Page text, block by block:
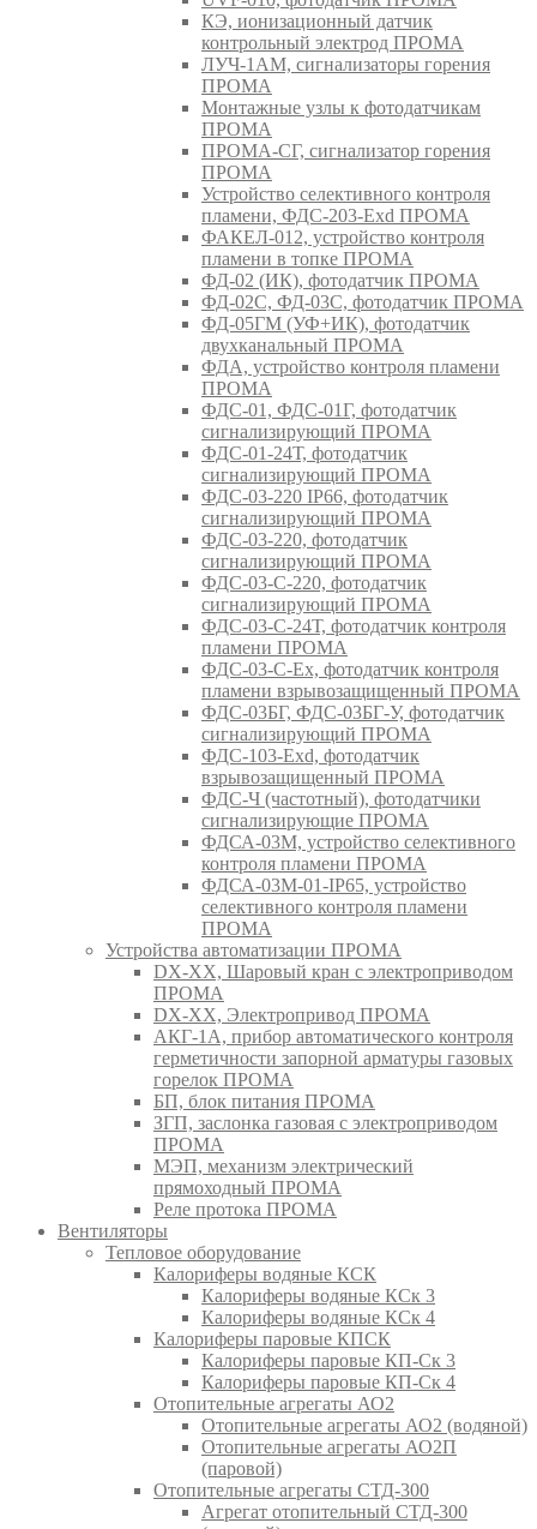
КЭ, ионизационный датчик
контрольный электрод ПРОМА
ЛУЧ-1АМ, сигнализаторы горения
ПРОМА
Монтажные узлы к фотодатчикам
ПРОМА
ПРОМА-СГ, сигнализатор горения
ПРОМА
Устройство селективного контроля
пламени, ФДС-203-Exd ПРОМА
ФАКЕЛ-012, устройство контроля
пламени в топке ПРОМА
ФД-02 (ИК), фотодатчик ПРОМА
ФД-02С, ФД-03С, фотодатчик ПРОМА
ФД-05ГМ (УФ+ИК), фотодатчик
двухканальный ПРОМА
ФДА, устройство контроля пламени
ПРОМА
ФДС-01, ФДС-01Г, фотодатчик
сигнализирующий ПРОМА
ФДС-01-24Т, фотодатчик
сигнализирующий ПРОМА
ФДС-03-220 IP66, фотодатчик
сигнализирующий ПРОМА
ФДС-03-220, фотодатчик
сигнализирующий ПРОМА
ФДС-03-С-220, фотодатчик
сигнализирующий ПРОМА
ФДС-03-С-24Т, фотодатчик контроля
пламени ПРОМА
ФДС-03-С-Ex, фотодатчик контроля
пламени взрывозащищенный ПРОМА
ФДС-03БГ, ФДС-03БГ-У, фотодатчик
сигнализирующий ПРОМА
ФДС-103-Ехd, фотодатчик
взрывозащищенный ПРОМА
ФДС-Ч (частотный), фотодатчики
сигнализирующие ПРОМА
ФДСА-03М, устройство селективного
контроля пламени ПРОМА
ФДСА-03М-01-IP65, устройство
селективного контроля пламени
ПРОМА
Устройства автоматизации ПРОМА
DX-XX, Шаровый кран c электроприводом
ПРОМА
DX-XX, Электропривод ПРОМА
АКГ-1А, прибор автоматического контроля
герметичности запорной арматуры газовых
горелок ПРОМА
БП, блок питания ПРОМА
ЗГП, заслонка газовая с электроприводом
ПРОМА
МЭП, механизм электрический
прямоходный ПРОМА
Реле протока ПРОМА
Вентиляторы
Тепловое оборудование
Калориферы водяные КСК
Калориферы водяные КСк 3
Калориферы водяные КСк 4
Калориферы паровые КПСК
Калориферы паровые КП-Ск 3
Калориферы паровые КП-Ск 4
Отопительные агрегаты АО2
Отопительные агрегаты АО2 (водяной)
Отопительные агрегаты АО2П
(паровой)
Отопительные агрегаты СТД-300
Агрегат отопительный СТД-300